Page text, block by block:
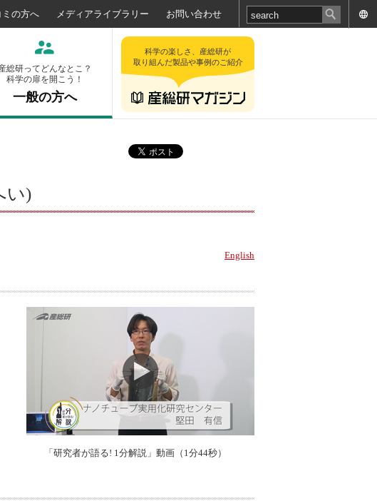
の方へ メディアライブラリー お問い合わせ
総研ってどんなとこ？
科学の扉を開こう！
一般の方へ
科学の楽しさ、産総研が
取り組んだ製品や事例のご紹介
い)
English
「研究者が語る! 1分解説」動画（1分44秒）